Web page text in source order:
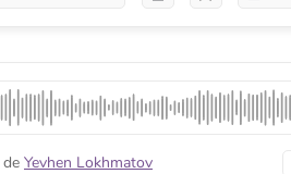
de Yevhen Lokhmatov